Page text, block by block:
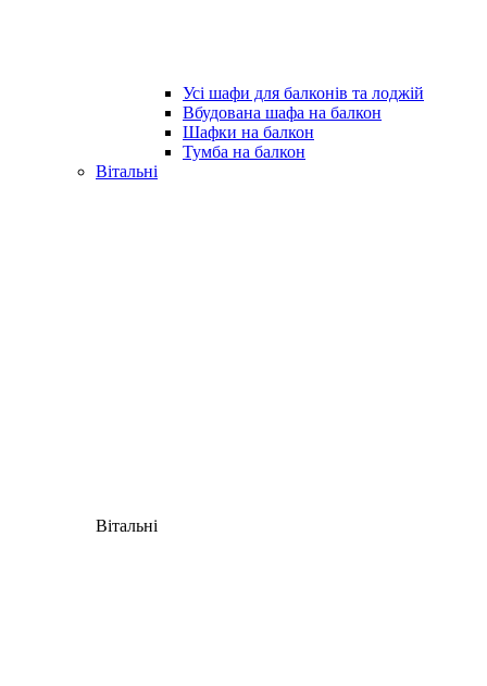
Усі шафи для балконів та лоджій
Вбудована шафа на балкон
Шафки на балкон
Тумба на балкон
Вітальні
Вітальні